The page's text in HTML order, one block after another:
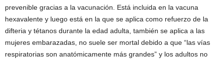
prevenible gracias a la vacunación. Está incluida en la vacuna
hexavalente y luego está en la que se aplica como refuerzo de la
difteria y tétanos durante la edad adulta, también se aplica a las
mujeres embarazadas, no suele ser mortal debido a que “las vías
respiratorias son anatómicamente más grandes” y los adultos no